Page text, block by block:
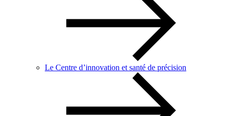
Le Centre d’innovation et santé de précision